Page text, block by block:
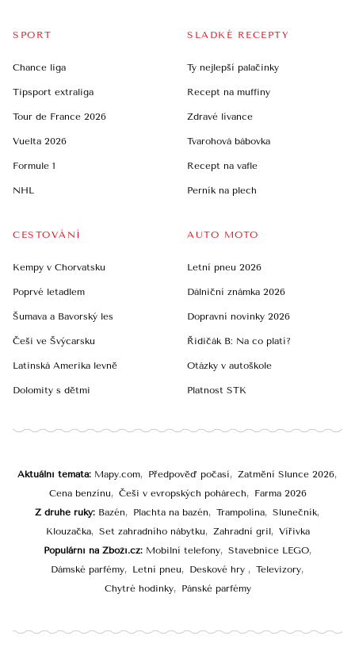
SPORT
Chance liga
Tipsport extraliga
Tour de France 2026
Vuelta 2026
Formule 1
NHL
SLADKÉ RECEPTY
Ty nejlepší palačinky
Recept na muffiny
Zdravé lívance
Tvarohová bábovka
Recept na vafle
Perník na plech
CESTOVÁNÍ
Kempy v Chorvatsku
Poprvé letadlem
Šumava a Bavorský les
Češi ve Švýcarsku
Latinská Amerika levně
Dolomity s dětmi
AUTO MOTO
Letní pneu 2026
Dálniční známka 2026
Dopravní novinky 2026
Řidičák B: Na co platí?
Otázky v autoškole
Platnost STK
Aktuální témata Mapy.com Předpověď počasí
Zatmění Slunce 2026
Cena benzínu
Češi v evropských pohárech
Farma 2026
Z druhé ruky Bazén Plachta na bazén Trampolína
Slunečník
Klouzačka
Set zahradního nábytku Zahradní gril
Vířivka
Populární na Zboží.cz
Mobilní telefony
Stavebnice LEGO
Dámské parfémy
Letní pneu Deskové hry
Televizory
Chytré hodinky
Pánské parfémy